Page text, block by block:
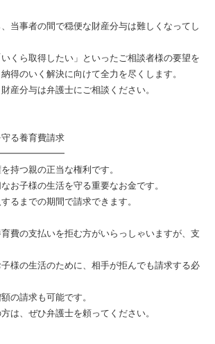
当事者の間で穏便な財産分与は難しくなってし
いくら取得したい」といったご相談者様の要望を
得のいく解決に向けて全力を尽くします。
産分与は弁護士にご相談ください。
る養育費請求
持つ親の正当な権利です。
お子様の生活を守る重要なお金です。
るまでの期間で請求できます。
費の支払いを拒む方がいらっしゃいますが、支
様の生活のために、相手が拒んでも請求する必
の請求も可能です。
は、ぜひ弁護士を頼ってください。